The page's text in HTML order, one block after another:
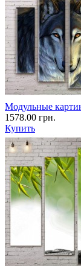
Модульные
1578.00 грн.
Купить